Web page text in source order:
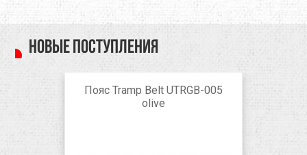
Новые поступления
Пояс Tramp Belt UTRGB-005
olive